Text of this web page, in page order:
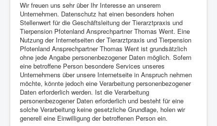
Wir freuen uns sehr über Ihr Interesse an unserem
Unternehmen. Datenschutz hat einen besonders hohen
Stellenwert für die Geschäftsleitung der Tierarztpraxis und
Tierpension Pfotenland Ansprechpartner Thomas Went. Eine
Nutzung der Internetseiten der Tierarztpraxis und Tierpension
Pfotenland Ansprechpartner Thomas Went ist grundsätzlich
ohne jede Angabe personenbezogener Daten möglich. Sofern
eine betroffene Person besondere Services unseres
Unternehmens über unsere Internetseite in Anspruch nehmen
möchte, könnte jedoch eine Verarbeitung personenbezogener
Daten erforderlich werden. Ist die Verarbeitung
personenbezogener Daten erforderlich und besteht für eine
solche Verarbeitung keine gesetzliche Grundlage, holen wir
generell eine Einwilligung der betroffenen Person ein.